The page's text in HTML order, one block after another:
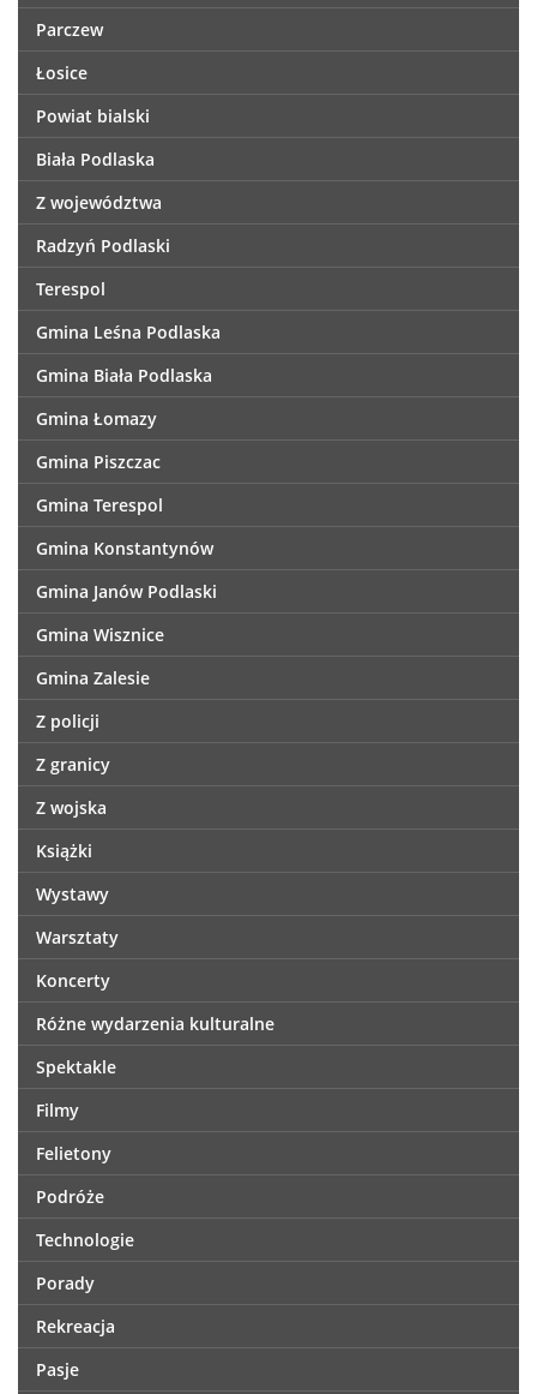
Parczew
Łosice
Powiat bialski
Biała Podlaska
Z województwa
Radzyń Podlaski
Terespol
Gmina Leśna Podlaska
Gmina Biała Podlaska
Gmina Łomazy
Gmina Piszczac
Gmina Terespol
Gmina Konstantynów
Gmina Janów Podlaski
Gmina Wisznice
Gmina Zalesie
Z policji
Z granicy
Z wojska
Książki
Wystawy
Warsztaty
Koncerty
Różne wydarzenia kulturalne
Spektakle
Filmy
Felietony
Podróże
Technologie
Porady
Rekreacja
Pasje